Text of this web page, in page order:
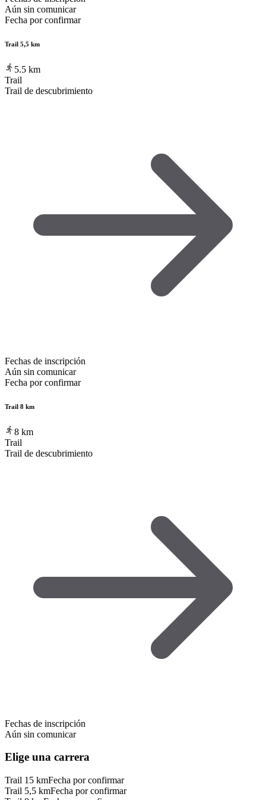
Aún sin comunicar
Fecha por confirmar
Trail 5,5 km
5.5 km
Trail
Trail de descubrimiento
Fechas de inscripción
Aún sin comunicar
Fecha por confirmar
Trail 8 km
8 km
Trail
Trail de descubrimiento
Fechas de inscripción
Aún sin comunicar
Elige una carrera
Trail 15 kmFecha por confirmar
Trail 5,5 kmFecha por confirmar